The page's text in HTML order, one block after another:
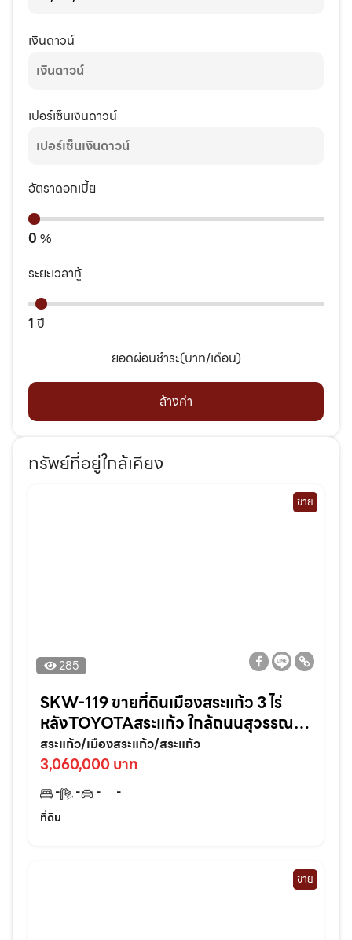
เงินดาวน์
เปอร์เซ็นเงินดาวน์
อัตราดอกเบี้ย
0 %
ระยะเวลากู้
1 ปี
ยอดผ่อนชำระ(บาท/เดือน)
ล้างค่า
ทรัพย์ที่อยู่ใกล้เคียง
ขาย
285
SKW-119 ขายที่ดินเมืองสระแก้ว 3 ไร่
หลังTOYOTAสระแก้ว ใกล้ถนนสุวรรณ
ศร33-800เมตร จ.สระแก้ว
สระแก้ว/เมืองสระแก้ว/สระแก้ว
3,060,000 บาท
- - -
-
ที่ดิน
ขาย